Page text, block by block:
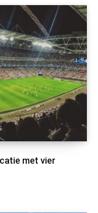
met vier